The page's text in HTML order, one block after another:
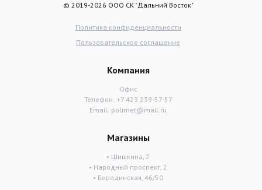
© 2019-2026 ООО СК "Дальний Восток"
Политика конфиденциальности
Пользовательское соглашение
Компания
Офис
Телефон: +7 423 239-57-57
Email: polimet@mail.ru
Магазины
• Шишкина, 2
• Народный проспект, 2
• Бородинская, 46/50